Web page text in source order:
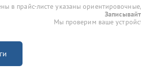
в прайс-листе указаны
Мы проверим ваше